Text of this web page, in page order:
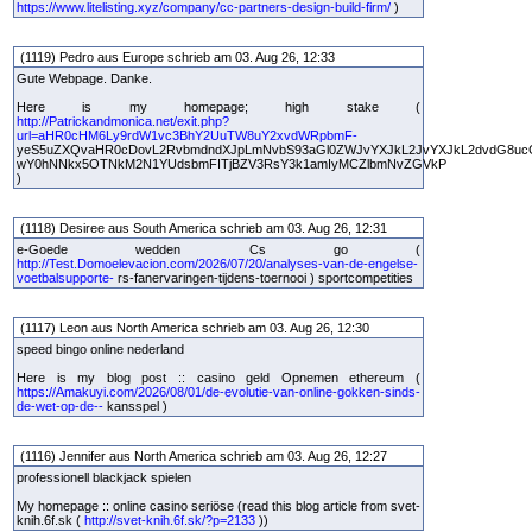
https://www.litelisting.xyz/company/cc-partners-design-build-firm/ )
(1119) Pedro aus Europe schrieb am 03. Aug 26, 12:33
Gute Webpage. Danke.
Here is my homepage; high stake (
http://Patrickandmonica.net/exit.php?
url=aHR0cHM6Ly9rdW1vc3BhY2UuTW8uY2xvdWRpbmF-
wY0hNNkx5OTNkM2N1YUdsbmFITjBZV3RsY3k1amIyMCZlbmNvZGVkP
)
(1118) Desiree aus South America schrieb am 03. Aug 26, 12:31
e-Goede wedden Cs go (
http://Test.Domoelevacion.com/2026/07/20/analyses-van-de-engelse-
voetbalsupporte- rs-fanervaringen-tijdens-toernooi ) sportcompetities
(1117) Leon aus North America schrieb am 03. Aug 26, 12:30
speed bingo online nederland
Here is my blog post :: casino geld Opnemen ethereum (
https://Amakuyi.com/2026/08/01/de-evolutie-van-online-gokken-sinds-
de-wet-op-de-- kansspel )
(1116) Jennifer aus North America schrieb am 03. Aug 26, 12:27
professionell blackjack spielen
My homepage :: online casino seriöse (read this blog article from svet-
knih.6f.sk ( http://svet-knih.6f.sk/?p=2133 ))